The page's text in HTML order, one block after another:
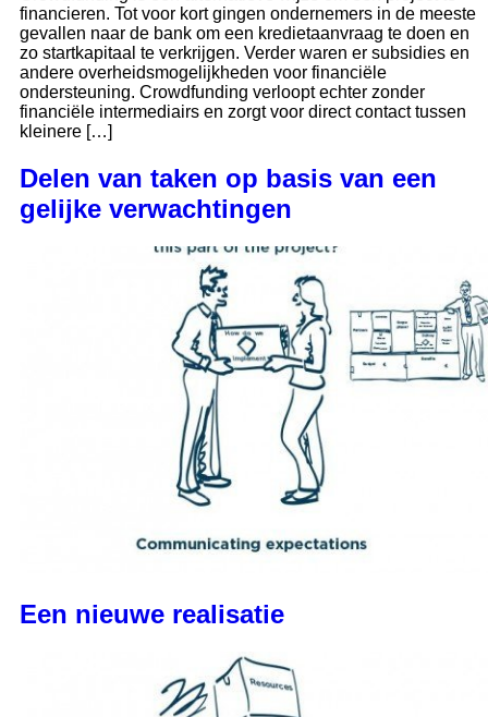
financieren. Tot voor kort gingen ondernemers in de meeste
gevallen naar de bank om een kredietaanvraag te doen en
zo startkapitaal te verkrijgen. Verder waren er subsidies en
andere overheidsmogelijkheden voor financiële
ondersteuning. Crowdfunding verloopt echter zonder
financiële intermediairs en zorgt voor direct contact tussen
kleinere […]
Delen van taken op basis van een
gelijke verwachtingen
Een nieuwe realisatie